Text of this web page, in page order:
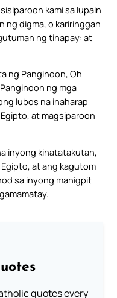
kami sa lupain
ng digma, o kariringgan
ng tinapay: at
ng Panginoon, Oh
ng mga
lubos na ihaharap
at magsiparoon
inyong kinatatakutan,
at ang kagutom
sa inyong mahigpit
quotes every